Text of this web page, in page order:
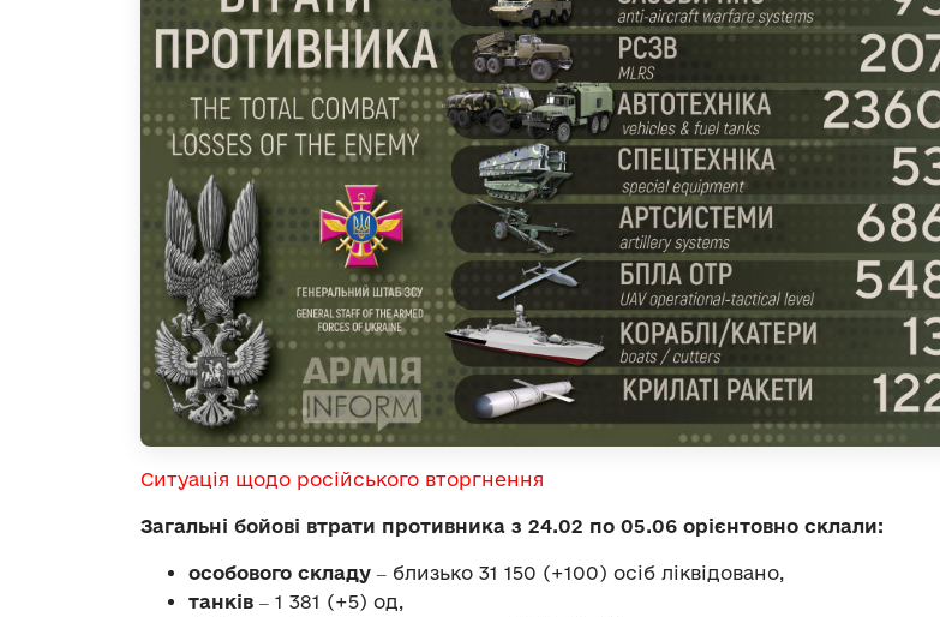
Ситуація щодо російського вторгнення
Загальні бойові втрати противника з 24.02 по 05.06 орієнтовно склали:
особового складу ‒ близько 31 150 (+100) осіб ліквідовано,
танків ‒ 1 381 (+5) од,